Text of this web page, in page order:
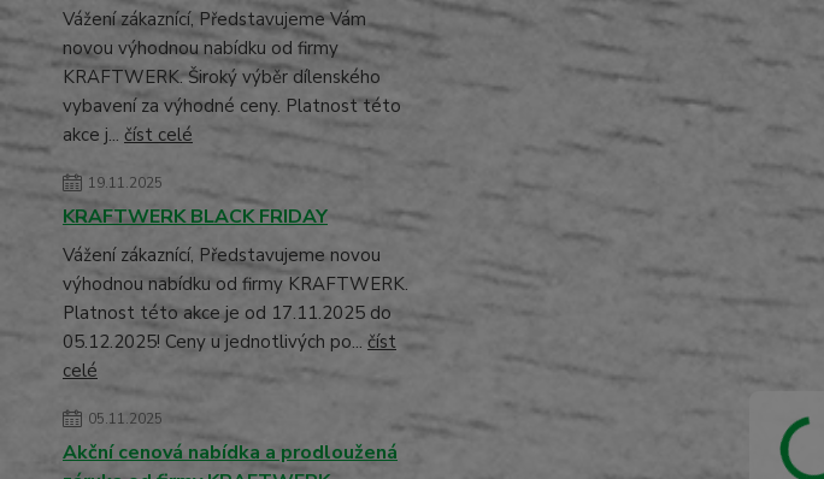
Vážení zákaznící, Představujeme Vám
novou výhodnou nabídku od firmy
KRAFTWERK. Široký výběr dílenského
vybavení za výhodné ceny. Platnost této
akce j... číst celé
19.11.2025
KRAFTWERK BLACK FRIDAY
Vážení zákaznící, Představujeme novou
výhodnou nabídku od firmy KRAFTWERK.
Platnost této akce je od 17.11.2025 do
05.12.2025! Ceny u jednotlivých po... číst
celé
05.11.2025
Akční cenová nabídka a prodloužená